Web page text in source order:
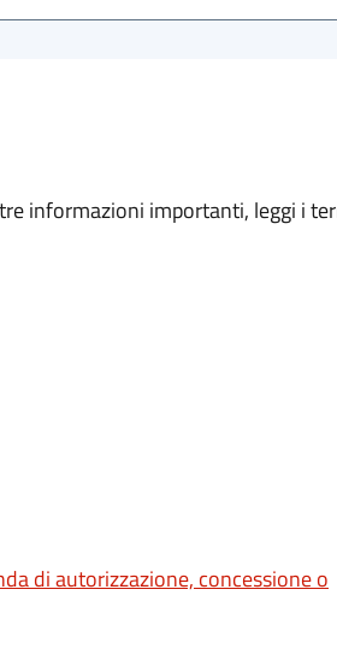
informazioni importanti, leggi i
di autorizzazione, concessione o